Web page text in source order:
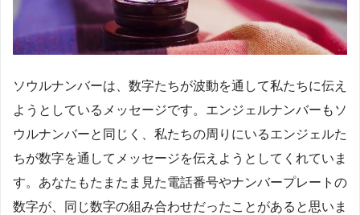
ソウルナンバーは、数字たちが波動を通して私たちに伝え
ようとしているメッセージです。エンジェルナンバーもソ
ウルナンバーと同じく、私たちの周りにいるエンジェルた
ちが数字を通してメッセージを伝えようとしてくれていま
す。あなたもたまたま見た電話番号やナンバープレートの
数字が、同じ数字の組み合わせだったことがあると思いま